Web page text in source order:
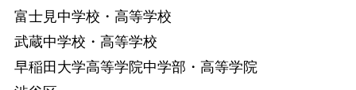
富士見中学校・高等学校
武蔵中学校・高等学校
早稲田大学高等学院中学部・高等学院